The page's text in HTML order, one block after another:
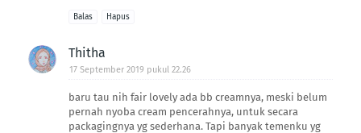
Balas Hapus
Thitha
17 September 2019 pukul 22.26
baru tau nih fair lovely ada bb creamnya, meski belum
pernah nyoba cream pencerahnya, untuk secara
packagingnya yg sederhana. Tapi banyak temenku yg